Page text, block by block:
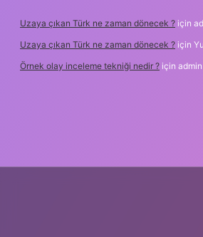
Uzaya çıkan Türk ne zaman dönecek ? için
Uzaya çıkan Türk ne zaman dönecek ? için
Örnek olay inceleme tekniği nedir ? için admin